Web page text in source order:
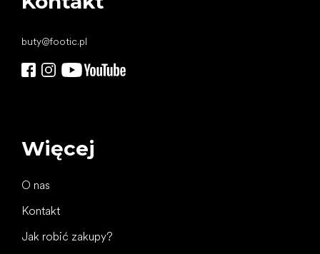
buty@footic.pl
Więcej
O nas
Kontakt
Jak robić zakupy?